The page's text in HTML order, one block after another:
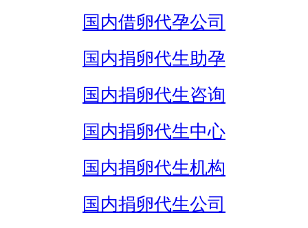
国内借卵代孕公司
国内捐卵代生助孕
国内捐卵代生咨询
国内捐卵代生中心
国内捐卵代生机构
国内捐卵代生公司